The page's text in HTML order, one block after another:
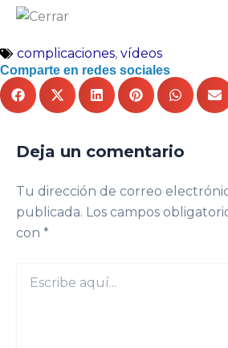
complicaciones, vídeos
Comparte en redes sociales
Deja un comentario
Tu dirección de correo
publicada. Los campos
con *
aquí...